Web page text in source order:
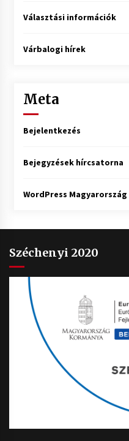
Választási információk
Várbalogi hírek
Meta
Bejelentkezés
Bejegyzések hírcsatorna
WordPress Magyarország
Széchenyi 2020